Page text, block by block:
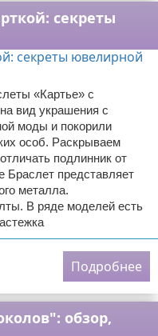
секреты
«Картье» с
вид украшения с
моды и покорили
особ. Раскрываем
подлинник от
Браслет представляет
металла.
В ряде моделей есть
Подробнее
обзор,